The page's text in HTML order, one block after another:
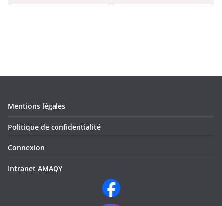
Mentions légales
Politique de confidentialité
Connexion
Intranet AMAQY